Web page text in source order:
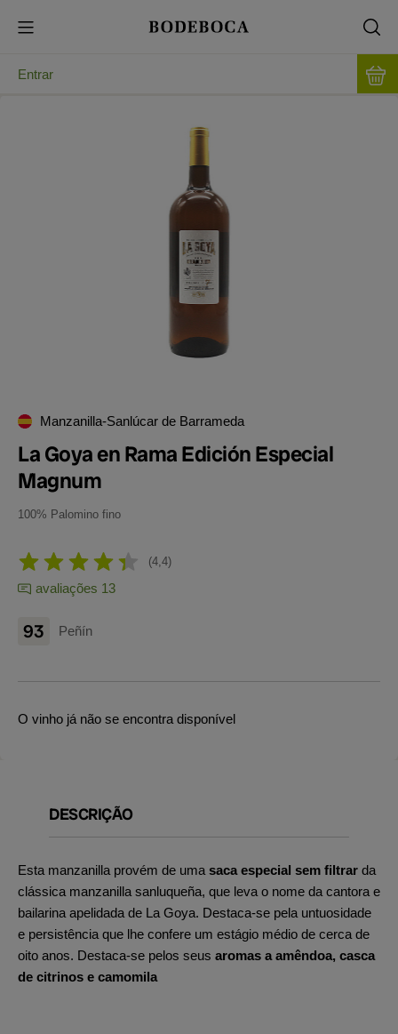
Entrar
Manzanilla-Sanlúcar de Barrameda
La Goya en Rama Edición Especial
Magnum
100% Palomino fino
4,4
avaliações 13
93 Peñín
O vinho já não se encontra disponível
DESCRIÇÃO
Esta manzanilla provém de uma saca especial sem filtrar da
clássica manzanilla sanluqueña, que leva o nome da cantora e
bailarina apelidada de La Goya. Destaca-se pela untuosidade
e persistência que lhe confere um estágio médio de cerca de
oito anos. Destaca-se pelos seus aromas a amêndoa, casca
de citrinos e camomila